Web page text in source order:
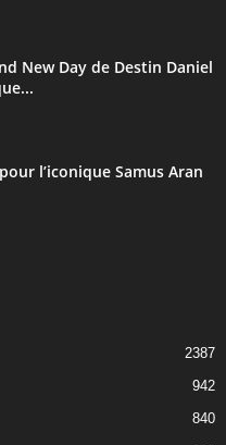
New Day de Destin Daniel
l’iconique Samus Aran
2387
942
840